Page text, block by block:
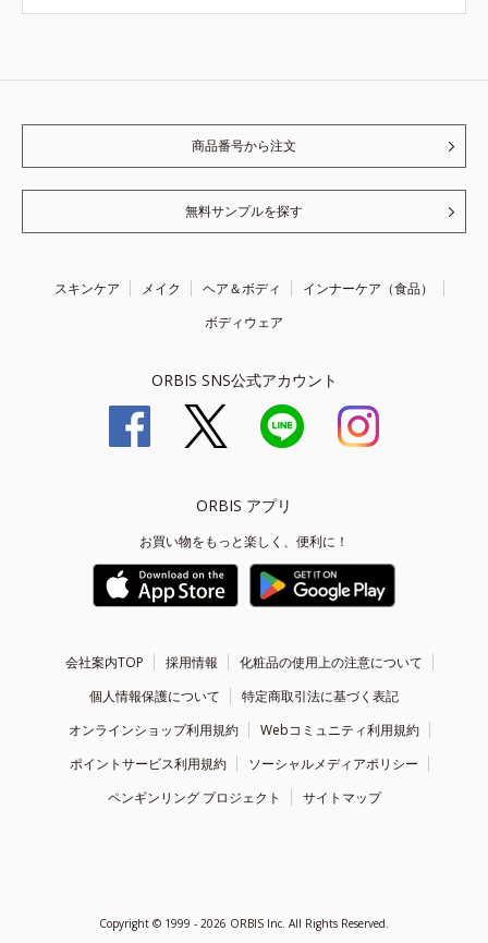
商品番号から注文
無料サンプルを探す
スキンケア メイク ヘア＆ボディ
インナーケア（食品）
ボディウェア
ORBIS SNS公式アカウント
ORBIS アプリ
お買い物をもっと楽しく、便利に！
会社案内TOP 採用情報
化粧品の使用上の注意について
個人情報保護について
特定商取引法に基づく表記
オンラインショップ利用規約
Webコミュニティ利用規約
ポイントサービス利用規約
ソーシャルメディアポリシー
ペンギンリング プロジェクト
サイトマップ
Copyright © 1999 - 2026 ORBIS Inc. All Rights Reserved.